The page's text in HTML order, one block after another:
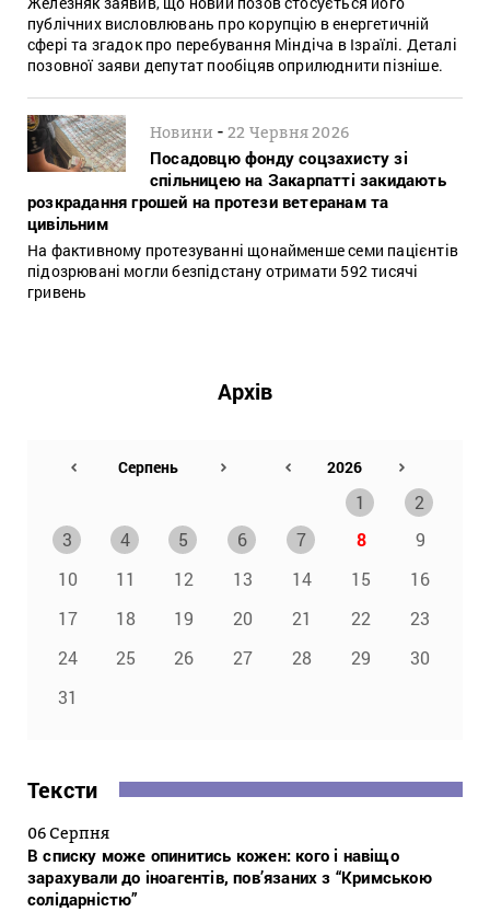
публічних висловлювань про корупцію в енергетичній
сфері та згадок про перебування Міндіча в Ізраїлі. Деталі
позовної заяви депутат пообіцяв оприлюднити пізніше.
Новини -22 Червня 2026
Посадовцю фонду соцзахисту зі
спільницею на Закарпатті закидають
розкрадання грошей на протези ветеранам та
цивільним
На фактивному протезуванні щонайменше семи пацієнтів
підозрювані могли безпідстану отримати 592 тисячі
гривень
Архів
1
2
3
4 5 6 7 8
9
10
11 12 13 14 15
16
17
18 19 20 21 22
23
24
25 26 27 28 29
30
31
Тексти
06 Серпня
В списку може опинитись кожен: кого і навіщо
зарахували до іноагентів, пов’язаних з “Кримською
солідарністю”